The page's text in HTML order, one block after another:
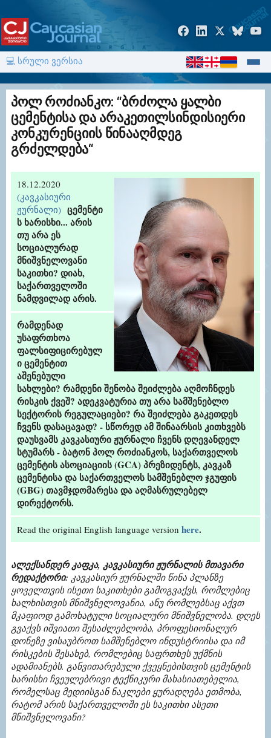
💻 სრული ვერსია
პოლ როძიანკო: “ბრძოლა ყალბი
ცემენტისა და არაკეთილსინდისიერი
კონკურენციის წინააღმდეგ
გრძელდება“
18.12.2020
(კავკასიური
ჟურნალი) ცემენტი
ს ხარისხი... არის
თუ არა ეს
სოციალურად
მნიშვნელოვანი
საკითხი? დიახ,
საქართველოში
ნამდვილად არის.
რამდენად
უსაფრთხოა
ფალსიფიცირებულ
ი ცემენტით
აშენებული
სახლები? რამდენი შენობა შეიძლება აღმოჩნდეს
რისკის ქვეშ? ადეკვატურია თუ არა სამშენებლო
სექტორის რეგულაციები? რა შეიძლება გაკეთდეს
ჩვენს დასაცავად? - სწორედ ამ შინაარსის კითხვებს
დაუსვამს კავკასიური ჟურნალი ჩვენს დღევანდელ
სტუმარს - ბატონ პოლ როძიანკოს, საქართველოს
ცემენტის ასოციაციის (GCA) პრეზიდენტს, კავკაზ
ცემენტისა და საქართველოს სამშენებლო ჯგუფის
(GBG) თავმჯდომარესა და აღმასრულებელ
დირექტორს.
Read the original English language version here.
ალექსანდერ კაფკა, კავკასიური ჟურნალის მთავარი
რედაქტორი: კავკასიურ ჟურნალში წინა პლანზე
ყოველთვის ისეთი საკითხები გამოგვაქვს, რომლებიც
ხალხისთვის მნიშვნელოვანია, ანუ რომლებსაც აქვთ
მკაფიოდ გამოხატული სოციალური მნიშვნელობა. დღეს
გვაქვს იშვიათი შესაძლებლობა, პროფესიონალურ
დონეზე ვისაუბროთ სამშენებლო ინდუსტრიისა და იმ
რისკების შესახებ, რომლებიც საფრთხეს უქმნის
ადამიანებს. განვითარებული ქვეყნებისთვის ცემენტის
ხარისხი ჩვეულებრივი ტექნიკური მახასიათებელია,
რომელსაც მედიისგან ნაკლები ყურადღება ეთმობა,
რატომ არის საქართველოში ეს საკითხი ასეთი
მნიშვნელოვანი?